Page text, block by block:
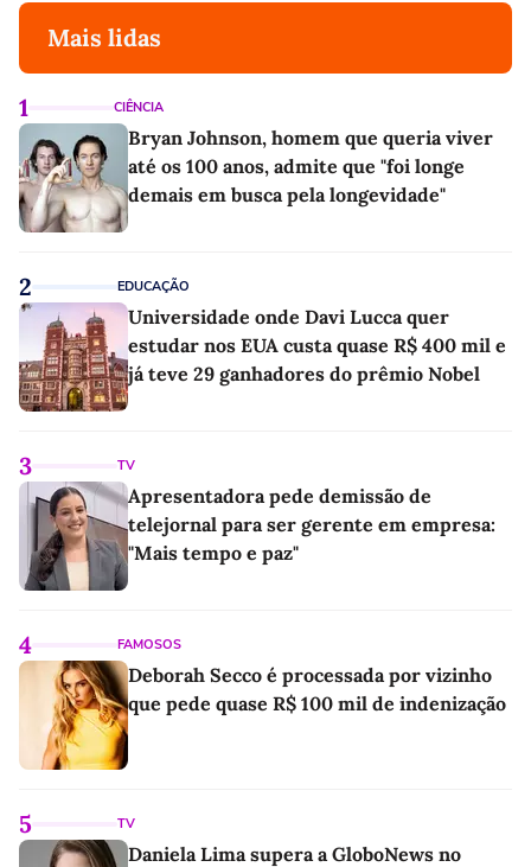
Mais lidas
1 CIÊNCIA
Bryan Johnson, homem que queria viver
até os 100 anos, admite que "foi longe
demais em busca pela longevidade"
2 EDUCAÇÃO
Universidade onde Davi Lucca quer
estudar nos EUA custa quase R$ 400 mil e
já teve 29 ganhadores do prêmio Nobel
3 TV
Apresentadora pede demissão de
telejornal para ser gerente em empresa:
"Mais tempo e paz"
4 FAMOSOS
Deborah Secco é processada por vizinho
que pede quase R$ 100 mil de indenização
5 TV
Daniela Lima supera a GloboNews no